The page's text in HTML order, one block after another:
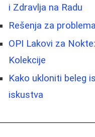
i Zdravlja na Radu
Rešenja za
OPI Lakovi za
Kolekcije
Kako ukloniti beleg
iskustva